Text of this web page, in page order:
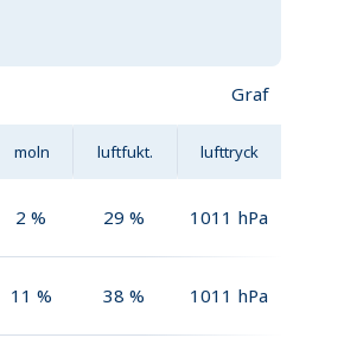
Graf
moln luftfukt. lufttryck
2 % 29 % 1011 hPa
11 % 38 % 1011 hPa